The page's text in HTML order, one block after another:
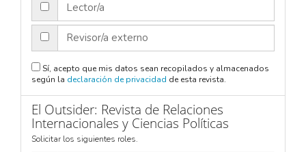
Lector/a
Revisor/a externo
según la declaración de privacidad de esta revista.
El Outsider: Revista de Relaciones
Internacionales y Ciencias Políticas
Solicitar los siguientes roles.